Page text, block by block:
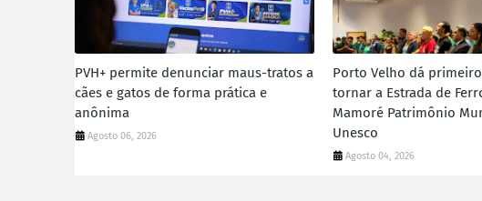
PVH+ permite denunciar maus-tratos a
cães e gatos de forma prática e
anônima
Agosto 06, 2026
Porto Velho dá
tornar a Estrada de
Mamoré Patrimônio
Unesco
Agosto 04, 2026